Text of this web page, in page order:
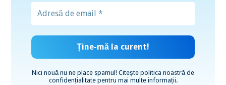
Nici nouă nu ne place spamul! Citește politica noastră de
confidențialitatepentru mai multe informații.